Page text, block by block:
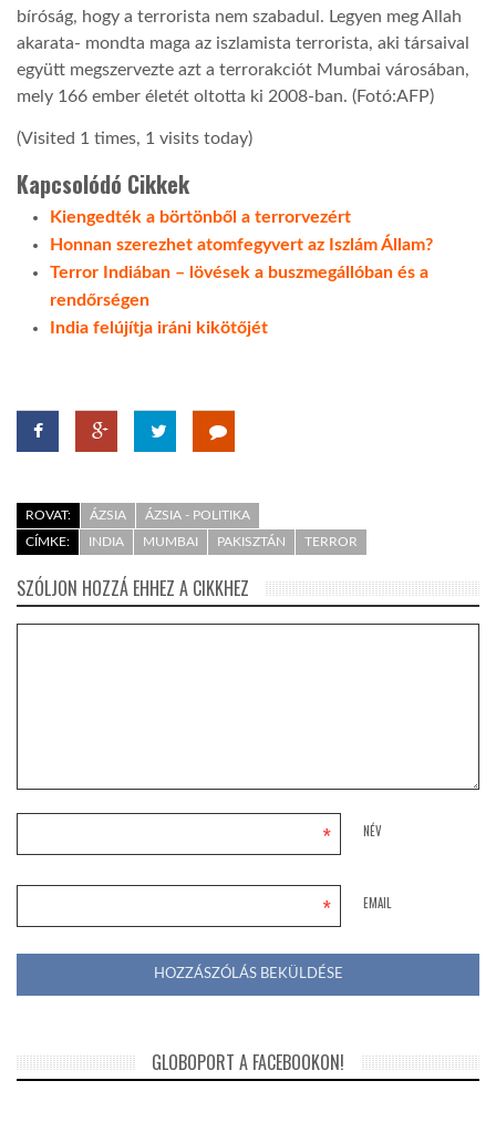
bíróság, hogy a terrorista nem szabadul. Legyen meg Allah
akarata- mondta maga az iszlamista terrorista, aki társaival
együtt megszervezte azt a terrorakciót Mumbai városában,
mely 166 ember életét oltotta ki 2008-ban. (Fotó:AFP)
(Visited 1 times, 1 visits today)
Kapcsolódó Cikkek
Kiengedték a börtönből a terrorvezért
Honnan szerezhet atomfegyvert az Iszlám Állam?
Terror Indiában – lövések a buszmegállóban és a
rendőrségen
India felújítja iráni kikötőjét
ROVAT: ÁZSIA
ÁZSIA - POLITIKA
CÍMKE:
INDIA MUMBAI PAKISZTÁN TERROR
SZÓLJON HOZZÁ EHHEZ A CIKKHEZ
NÉV
*
EMAIL
*
GLOBOPORT A FACEBOOKON!